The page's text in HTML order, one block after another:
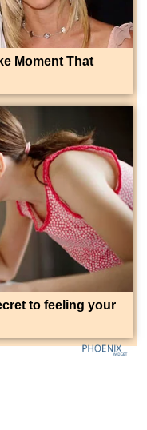
Moment That
to feeling your